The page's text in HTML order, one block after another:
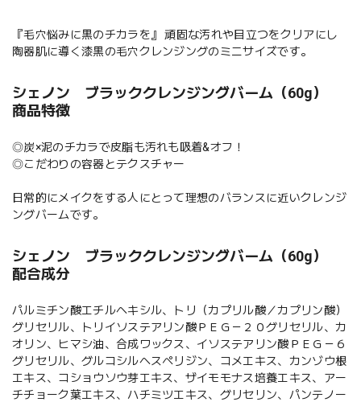
『毛穴悩みに黒のチカラを』 頑固な汚れや目立つをクリアにし
陶器肌に導く漆黒の毛穴クレンジングのミニサイズです。
シェノン ブラッククレンジングバーム（60g）
商品特徴
◎炭×泥のチカラで皮脂も汚れも吸着&オフ！
◎こだわりの容器とテクスチャー
日常的にメイクをする人にとって理想のバランスに近いクレンジ
ングバームです。
シェノン ブラッククレンジングバーム（60g）
配合成分
パルミチン酸エチルヘキシル、トリ（カプリル酸／カプリン酸）
グリセリル、トリイソステアリン酸ＰＥＧ－２０グリセリル、カ
オリン、ヒマシ油、合成ワックス、イソステアリン酸ＰＥＧ－６
グリセリル、グルコシルヘスペリジン、コメエキス、カンゾウ根
エキス、コショウソウ芽エキス、ザイモモナス培養エキス、アー
チチョーク葉エキス、ハチミツエキス、グリセリン、パンテノー